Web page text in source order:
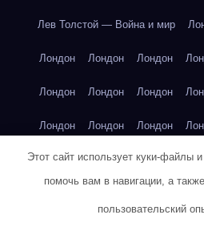
Лев Толстой — Война и мир
Лондон Лондон Лондон
Лондон Лондон Лондон
Лондон Лондон Лондон
Лондон Лондон Лондон
Этот сайт использует куки-файлы
помочь вам в навигации, а
пользовательский